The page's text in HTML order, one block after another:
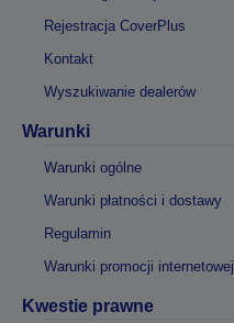
Rejestracja CoverPlus
Kontakt
Wyszukiwanie dealerów
Warunki
Warunki ogólne
Warunki płatności i dostawy
Regulamin
Warunki promocji internetowej
Kwestie prawne